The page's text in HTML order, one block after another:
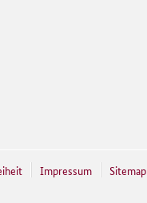
Impressum Sitemap